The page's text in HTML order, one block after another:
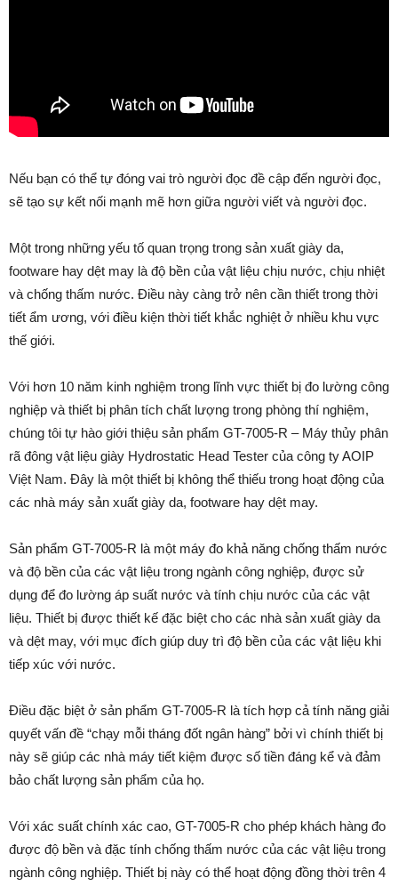
Nếu bạn có thể tự đóng vai trò người đọc đề cập đến người đọc,
sẽ tạo sự kết nối mạnh mẽ hơn giữa người viết và người đọc.
Một trong những yếu tố quan trọng trong sản xuất giày da,
footware hay dệt may là độ bền của vật liệu chịu nước, chịu nhiệt
và chống thấm nước. Điều này càng trở nên cần thiết trong thời
tiết ẩm ương, với điều kiện thời tiết khắc nghiệt ở nhiều khu vực
thế giới.
Với hơn 10 năm kinh nghiệm trong lĩnh vực thiết bị đo lường công
nghiệp và thiết bị phân tích chất lượng trong phòng thí nghiệm,
chúng tôi tự hào giới thiệu sản phẩm GT-7005-R – Máy thủy phân
rã đông vật liệu giày Hydrostatic Head Tester của công ty AOIP
Việt Nam. Đây là một thiết bị không thể thiếu trong hoạt động của
các nhà máy sản xuất giày da, footware hay dệt may.
Sản phẩm GT-7005-R là một máy đo khả năng chống thấm nước
và độ bền của các vật liệu trong ngành công nghiệp, được sử
dụng để đo lường áp suất nước và tính chịu nước của các vật
liệu. Thiết bị được thiết kế đặc biệt cho các nhà sản xuất giày da
và dệt may, với mục đích giúp duy trì độ bền của các vật liệu khi
tiếp xúc với nước.
Điều đặc biệt ở sản phẩm GT-7005-R là tích hợp cả tính năng giải
quyết vấn đề “chạy mỗi tháng đốt ngân hàng” bởi vì chính thiết bị
này sẽ giúp các nhà máy tiết kiệm được số tiền đáng kể và đảm
bảo chất lượng sản phẩm của họ.
Với xác suất chính xác cao, GT-7005-R cho phép khách hàng đo
được độ bền và đặc tính chống thấm nước của các vật liệu trong
ngành công nghiệp. Thiết bị này có thể hoạt động đồng thời trên 4